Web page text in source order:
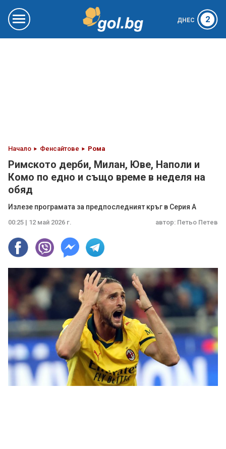
ДНЕС 2
Начало Фенсайтове Рома
Римското дерби, Милан, Юве, Наполи и
Комо по едно и също време в неделя на
обяд
Излезе програмата за предпоследният кръг в Серия А
00:25 | 12 май 2026 г. автор: Петьо Петев